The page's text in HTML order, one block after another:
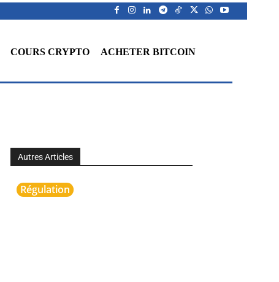
COURS CRYPTO ACHETER BITCOIN
Autres Articles
Régulation